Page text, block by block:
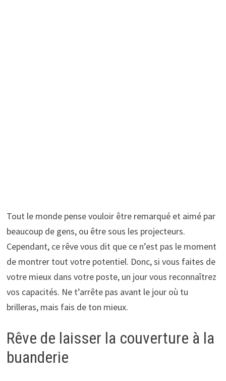
Tout le monde pense vouloir être remarqué et aimé par
beaucoup de gens, ou être sous les projecteurs.
Cependant, ce rêve vous dit que ce n’est pas le moment
de montrer tout votre potentiel. Donc, si vous faites de
votre mieux dans votre poste, un jour vous reconnaîtrez
vos capacités. Ne t’arrête pas avant le jour où tu
brilleras, mais fais de ton mieux.
Rêve de laisser la couverture à la
buanderie